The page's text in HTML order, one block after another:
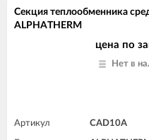
Секция теплообменника
ALPHATHERM
цена по
Нет в
Артикул CAD10A